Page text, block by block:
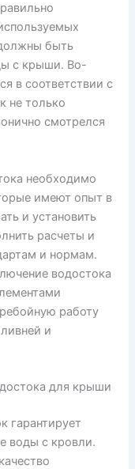
быть
с крыши. Во-
в соответствии с
не только
смотрелся
необходимо
имеют опыт в
и установить
расчеты и
и нормам.
водостока
работу
и
для крыши
гарантирует
воды с кровли.